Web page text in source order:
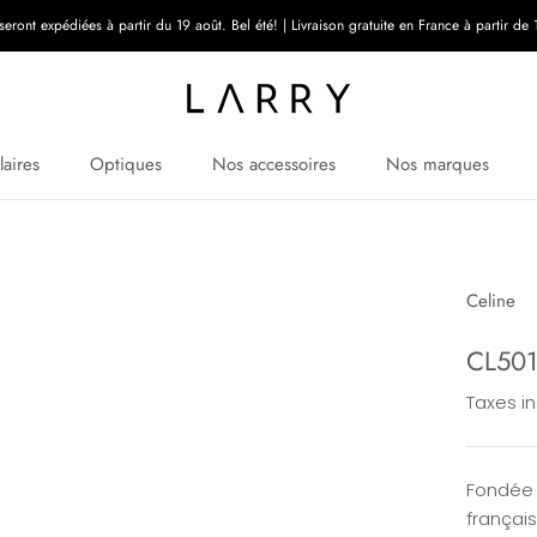
expédiées à partir du 19 août. Bel été! | Livraison gratuite en France à partir
Optiques Nos accessoires Nos marques
Celine
Taxes